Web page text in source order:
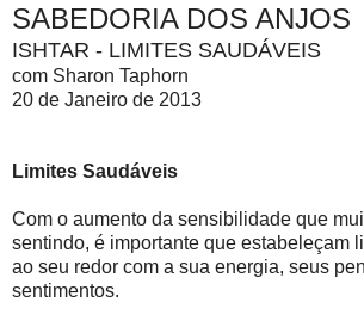
SABEDORIA DOS ANJOS
ISHTAR - LIMITES SAUDÁVEIS
com Sharon Taphorn
20 de Janeiro de 2013
Limites Saudáveis
Com o aumento da sensibilidade que
sentindo, é importante que estabeleçam
ao seu redor com a sua energia, seus
sentimentos.